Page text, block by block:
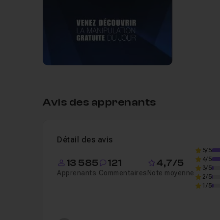
Leçon 2 Le tirage
Avis des apprenants
Détail des avis
13 585
Apprenants
121
Commentaires
4,7/5
Note moyenne
5/5
4/5
3/5
2/5
1/5